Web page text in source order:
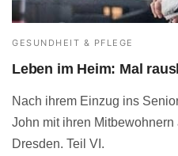
GESUNDHEIT & PFLEGE
Leben im Heim: Mal
Nach ihrem Einzug ins
John mit ihren
Dresden. Teil VI.